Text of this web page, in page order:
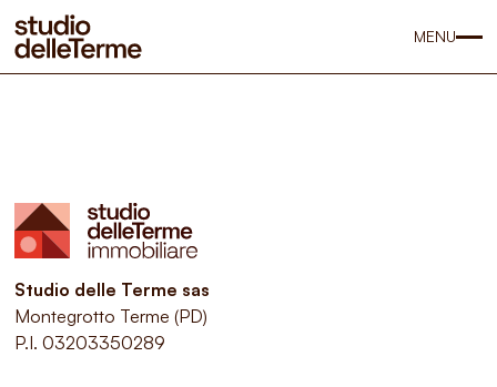
MENU
Studio delle Terme sas
Montegrotto Terme (PD)
P.I. 03203350289